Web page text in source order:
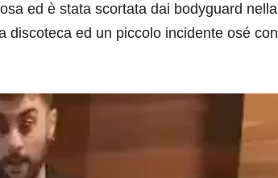
ed è stata scortata dai bodyguard nella
discoteca ed un piccolo incidente osé con